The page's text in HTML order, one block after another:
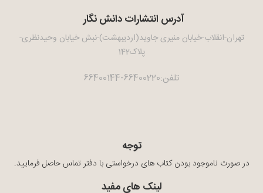
آدرس انتشارات دانش نگار
تهران-انقلاب-خیابان منیری جاوید(اردیبهشت)-نبش خیابان وحیدنظری-
پلاک142
تلفن:66400220-66400144
توجه
در صورت ناموجود بودن کتاب های درخواستی با دفتر تماس حاصل فرمایید.
لینک های مفید